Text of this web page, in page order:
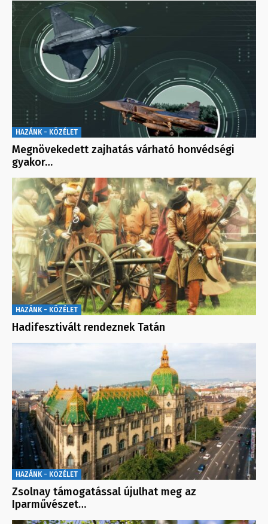
HAZÁNK - KÖZÉLET
Megnövekedett zajhatás várható honvédségi
gyakor…
HAZÁNK - KÖZÉLET
Hadifesztivált rendeznek Tatán
HAZÁNK - KÖZÉLET
Zsolnay támogatással újulhat meg az
Iparművészet…